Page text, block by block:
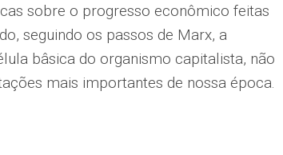
sobre o progresso econômico feitas
seguindo os passos de Marx, a
bâsica do organismo capitalista, não
mais importantes de nossa época.